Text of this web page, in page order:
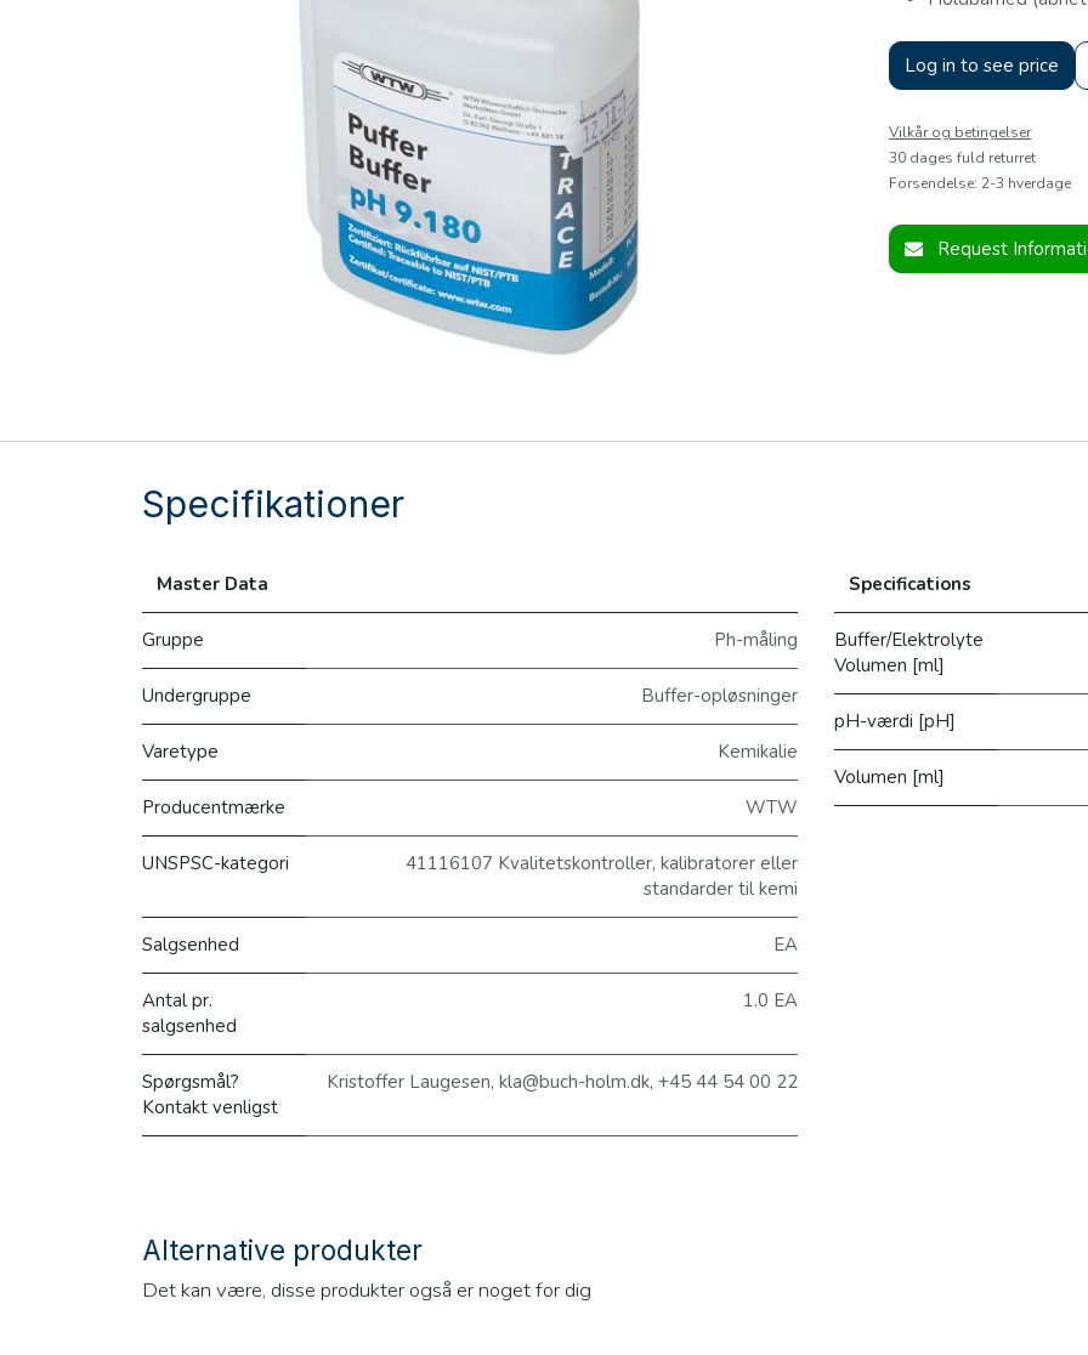
Log in to see price
Vilkår og betingelser
30 dages fuld returret
Forsendelse: 2-3 hverdage
Request
Specifikationer
Master Data
Gruppe Ph-måling
Undergruppe Buffer-opløsninger
Varetype Kemikalie
Producentmærke WTW
UNSPSC-kategori
41116107 Kvalitetskontroller, kalibratorer eller
standarder til kemi
Salgsenhed EA
Antal pr.
salgsenhed
1.0 EA
Spørgsmål?
Kontakt venligst
Kristoffer Laugesen, kla@buch-holm.dk, +45 44 54 00 22
Specifications
Buffer/Elektrolyte
Volumen [ml]
pH-værdi [pH]
Volumen [ml]
Alternative produkter
Det kan være, disse produkter også er noget for dig